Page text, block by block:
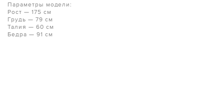
Параметры модели:
Рост — 175 см
Грудь — 79 см
Талия — 60 см
Бедра — 91 см